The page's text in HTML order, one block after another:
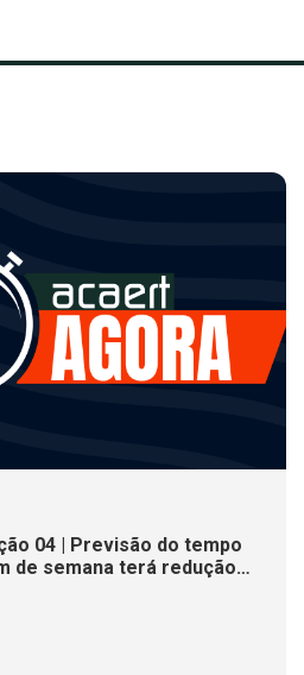
04 | Previsão do tempo
de semana terá redução